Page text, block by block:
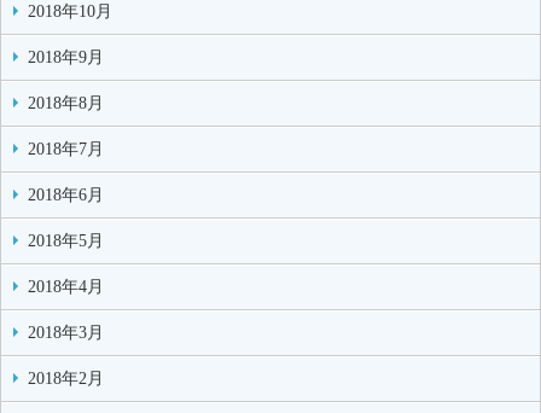
2018年10月
2018年9月
2018年8月
2018年7月
2018年6月
2018年5月
2018年4月
2018年3月
2018年2月